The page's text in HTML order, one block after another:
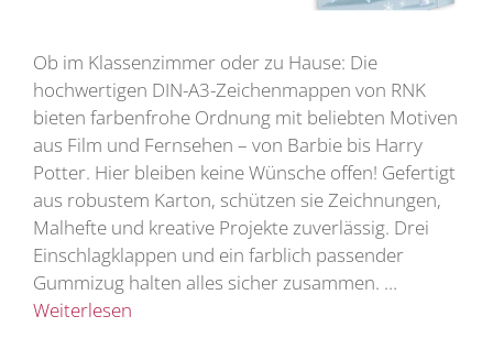
Ob im Klassenzimmer oder zu Hause: Die
hochwertigen DIN-A3-Zeichenmappen von RNK
bieten farbenfrohe Ordnung mit beliebten Motiven
aus Film und Fernsehen – von Barbie bis Harry
Potter. Hier bleiben keine Wünsche offen! Gefertigt
aus robustem Karton, schützen sie Zeichnungen,
Malhefte und kreative Projekte zuverlässig. Drei
Einschlagklappen und ein farblich passender
Gummizug halten alles sicher zusammen. …
Weiterlesen